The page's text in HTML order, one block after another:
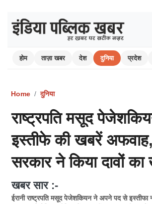
होम ताज़ा खबर देश दुनिया प्रदेश
Home दुनिया
राष्ट्रपति मसूद
इस्तीफे की खबरें
सरकार ने किया दावों
खबर सार :-
ईरानी राष्ट्रपति मसूद पेजेशकियन ने अपने पद से इस्तीफा